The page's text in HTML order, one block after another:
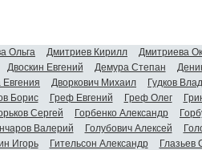
Ольга Дмитриев Кирилл Дмитриева
Двоскин Евгений Демура Степан
Евгения Дворкович Михаил Гудков
Борис Греф Евгений Греф Олег
Сергей Горбенко Александр
Валерий Голубович Алексей
Игорь Гительсон Александр Глазьев